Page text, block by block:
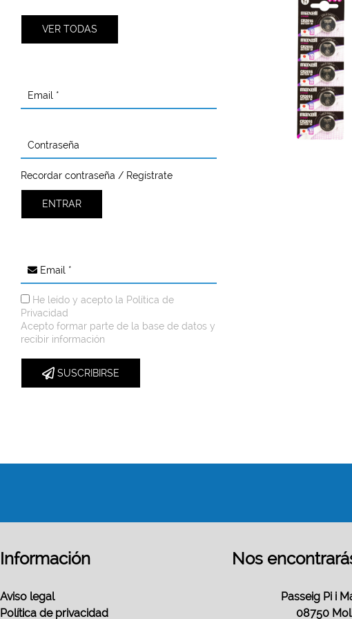
VER TODAS
Email *
Contraseña
Recordar contraseña / Regístrate
ENTRAR
Email *
He leído y acepto la Política de
Privacidad
Acepto formar parte de la base de datos y
recibir información
SUSCRIBIRSE
Información
Aviso legal
Política de privacidad
Nos
Passeig Pi i
08750